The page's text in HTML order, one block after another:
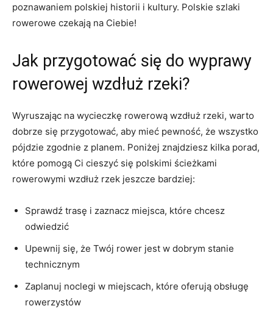
poznawaniem polskiej historii i kultury. Polskie szlaki
rowerowe czekają na Ciebie!
Jak przygotować się do wyprawy
rowerowej ⁢wzdłuż rzeki?
Wyruszając na wycieczkę rowerową wzdłuż rzeki, warto
dobrze ​się przygotować, aby mieć pewność, że wszystko
pójdzie zgodnie z planem. Poniżej znajdziesz kilka porad,
które pomogą Ci cieszyć się polskimi ścieżkami
rowerowymi wzdłuż ⁣rzek jeszcze bardziej:
Sprawdź trasę i zaznacz miejsca,⁤ które chcesz
odwiedzić
Upewnij ‌się, że Twój rower jest w ​dobrym stanie
technicznym
Zaplanuj noclegi w miejscach, które oferują obsługę
rowerzystów